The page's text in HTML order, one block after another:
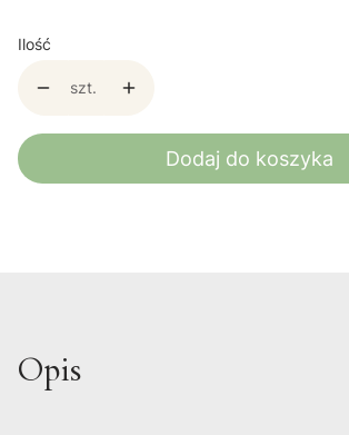
Ilość
szt.
Dodaj do koszyka
Opis